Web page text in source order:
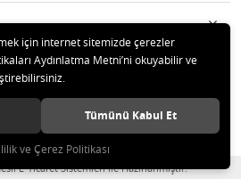
CİHAZLARI ELEKTRONİK SAN TİC LTD ŞTİ
hakları saklıdır.
E-Ticaret Sistemleri ile Hazırlanmıştır.
için internet sitemizde çerezler
Aydınlatma Metni’ni okuyabilir ve
Tümünü Kabul Et
ve Çerez Politikası